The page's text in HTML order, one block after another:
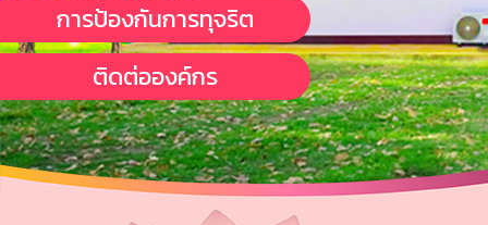
การป้องกันการทุจริต
ติดต่อองค์กร